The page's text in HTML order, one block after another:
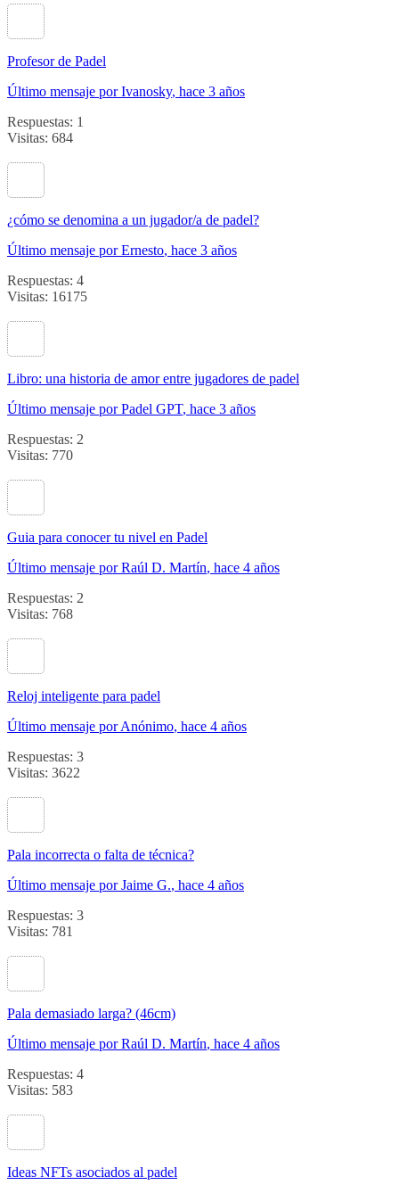
Profesor de Padel
Último mensaje por Ivanosky, hace 3 años
Respuestas: 1
Visitas: 684
¿cómo se denomina a un jugador/a de padel?
Último mensaje por Ernesto, hace 3 años
Respuestas: 4
Visitas: 16175
Libro: una historia de amor entre jugadores de padel
Último mensaje por Padel GPT, hace 3 años
Respuestas: 2
Visitas: 770
Guia para conocer tu nivel en Padel
Último mensaje por Raúl D. Martín, hace 4 años
Respuestas: 2
Visitas: 768
Reloj inteligente para padel
Último mensaje por Anónimo, hace 4 años
Respuestas: 3
Visitas: 3622
Pala incorrecta o falta de técnica?
Último mensaje por Jaime G., hace 4 años
Respuestas: 3
Visitas: 781
Pala demasiado larga? (46cm)
Último mensaje por Raúl D. Martín, hace 4 años
Respuestas: 4
Visitas: 583
Ideas NFTs asociados al padel